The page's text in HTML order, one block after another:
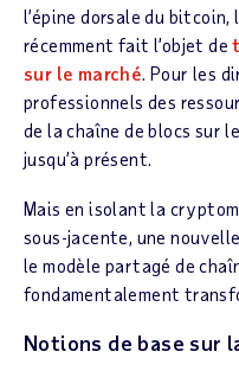
l’épine dorsale du
récemment fait l’objet de
sur le marché. Pour les
professionnels des
de la chaîne de blocs sur
jusqu’à présent.
Mais en isolant la
sous-jacente, une
le modèle partagé de
fondamentalement
Notions de base sur